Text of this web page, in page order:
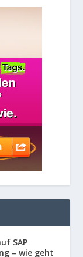
SAP
– wie geht